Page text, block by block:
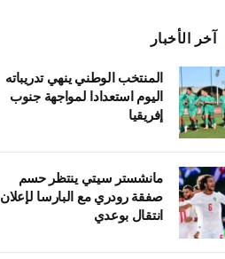
آخر الأخبار
المنتخب الوطني ينهي تدريباته
اليوم استعدادا لمواجهة جنوب
إفريقيا
مانشستر سيتي ينتظر حسم
صفقة رودري مع البارسا لإعلان
انتقال بوعدي